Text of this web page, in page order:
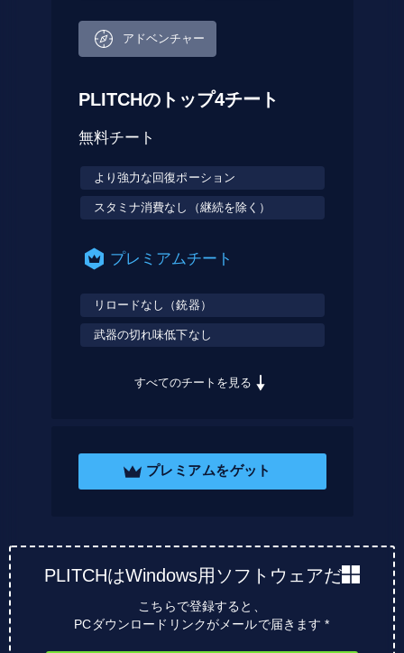
アドベンチャー
PLITCHのトップ4チート
無料チート
より強力な回復ポーション
スタミナ消費なし（継続を除く）
プレミアムチート
リロードなし（銃器）
武器の切れ味低下なし
すべてのチートを見る
プレミアムをゲット
PLITCHはWindows用ソフトウェアだ
こちらで登録すると、
PCダウンロードリンクがメールで届きます *